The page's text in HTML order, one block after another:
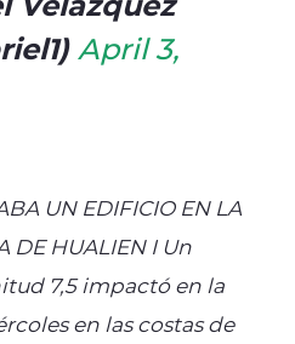
April 3,
UN EDIFICIO EN LA
DE HUALIEN I Un
7,5 impactó en la
en las costas de